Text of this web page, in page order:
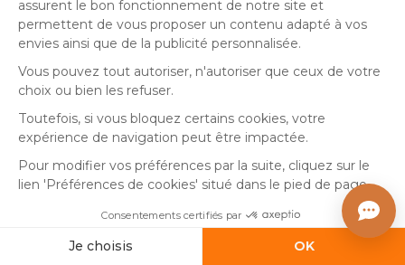
(140 x 360 cm) Pluie
Nappe de Noël rectangulaire
(145 x 240 cm) Facette